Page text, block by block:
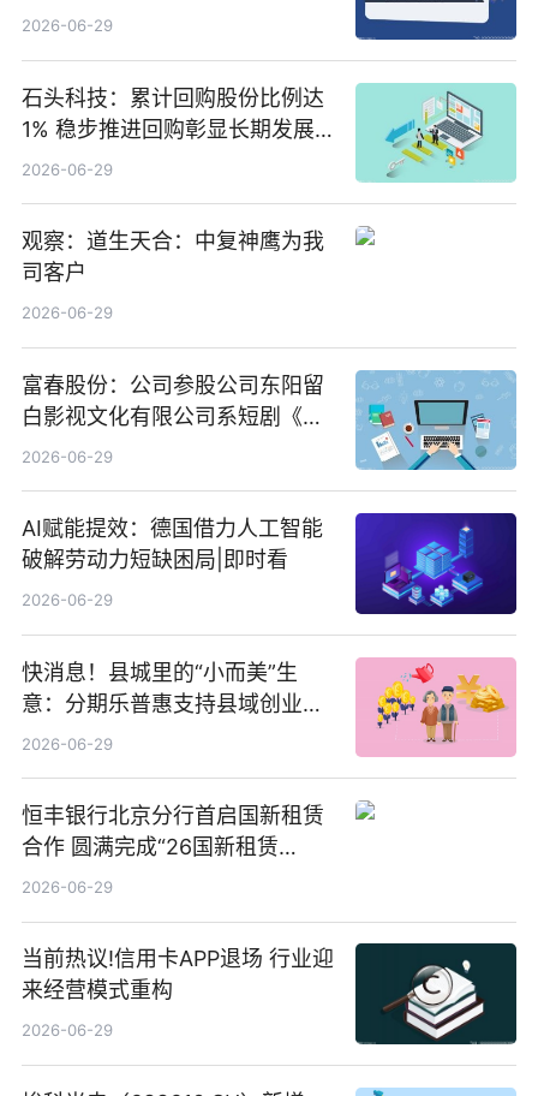
2026-06-29
石头科技：累计回购股份比例达
1% 稳步推进回购彰显长期发展
信心 新动态
2026-06-29
观察：道生天合：中复神鹰为我
司客户
2026-06-29
富春股份：公司参股公司东阳留
白影视文化有限公司系短剧《风
声之双生谜局》的出品方 热门看
2026-06-29
AI赋能提效：德国借力人工智能
破解劳动力短缺困局|即时看
2026-06-29
快消息！县城里的“小而美”生
意：分期乐普惠支持县域创业者
扎根生长
2026-06-29
恒丰银行北京分行首启国新租赁
合作 圆满完成“26国新租赁
SCP003”发行_焦点精选
2026-06-29
当前热议!信用卡APP退场 行业迎
来经营模式重构
2026-06-29